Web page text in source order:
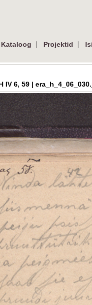
Kataloog | Projektid |
IV 6, 59 |